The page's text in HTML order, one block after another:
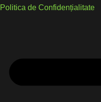
Politica de Confidențialitate